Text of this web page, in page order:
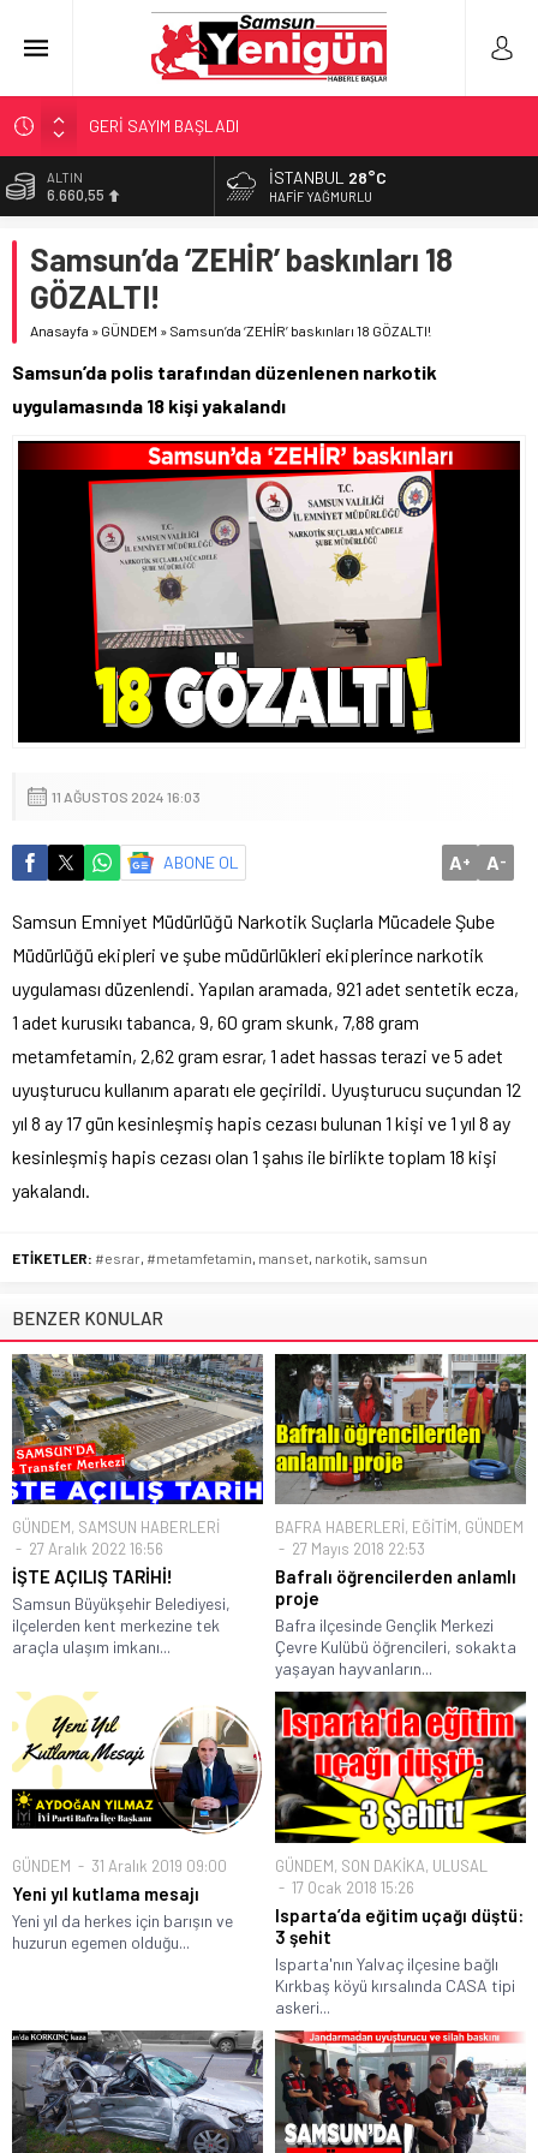
GERİ SAYIM BAŞLADI
SAMSUNSPOR’DA HEDEF 5’İNCİLİK!
‘BAFRA’YA YATIRIM YAPIN!’
YÖNETİCİ SEÇERKEN YAPILAN EN BÜYÜK HATALAR
ALTIN
6.660,55
13.779,39
DOLAR
47,7111
55,1881
İSTANBUL 28°C
HAFIF YAĞMURLU
Samsun’da ‘ZEHİR’ baskınları 18
GÖZALTI!
Anasayfa » GÜNDEM » Samsun’da ‘ZEHİR’ baskınları 18 GÖZALTI!
Samsun’da polis tarafından düzenlenen narkotik
uygulamasında 18 kişi yakalandı
11 AĞUSTOS 2024 16:03
ABONE OL A+ A-
Samsun Emniyet Müdürlüğü Narkotik Suçlarla Mücadele Şube
Müdürlüğü ekipleri ve şube müdürlükleri ekiplerince narkotik
uygulaması düzenlendi. Yapılan aramada, 921 adet sentetik ecza,
1 adet kurusıkı tabanca, 9, 60 gram skunk, 7,88 gram
metamfetamin, 2,62 gram esrar, 1 adet hassas terazi ve 5 adet
uyuşturucu kullanım aparatı ele geçirildi. Uyuşturucu suçundan 12
yıl 8 ay 17 gün kesinleşmiş hapis cezası bulunan 1 kişi ve 1 yıl 8 ay
kesinleşmiş hapis cezası olan 1 şahıs ile birlikte toplam 18 kişi
yakalandı.
ETİKETLER: #esrar #metamfetamin manset narkotik samsun
BENZER KONULAR
GÜNDEM, SAMSUN HABERLERİ
27 Aralık 2022 16:56
İŞTE AÇILIŞ TARİHİ!
Samsun Büyükşehir Belediyesi,
ilçelerden kent merkezine tek
araçla ulaşım imkanı...
BAFRA HABERLERİ, EĞİTİM, GÜNDEM
27 Mayıs 2018 22:53
Bafralı öğrencilerden anlamlı
proje
Bafra ilçesinde Gençlik Merkezi
Çevre Kulübü öğrencileri, sokakta
yaşayan hayvanların...
GÜNDEM 31 Aralık 2019 09:00
Yeni yıl kutlama mesajı
Yeni yıl da herkes için barışın ve
huzurun egemen olduğu...
GÜNDEM, SON DAKİKA, ULUSAL
17 Ocak 2018 15:26
Isparta’da eğitim uçağı düştü:
3 şehit
Isparta'nın Yalvaç ilçesine bağlı
Kırkbaş köyü kırsalında CASA tipi
askeri...